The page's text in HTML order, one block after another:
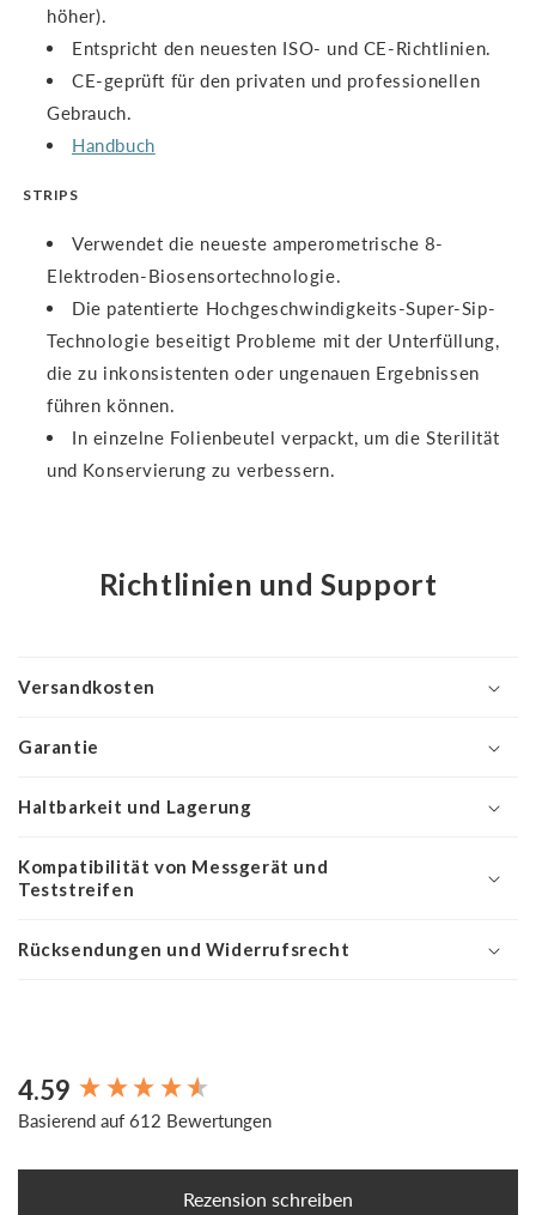
höher).
Entspricht den neuesten ISO- und CE-Richtlinien.
CE-geprüft für den privaten und professionellen
Gebrauch.
Handbuch
STRIPS
Verwendet die neueste amperometrische 8-
Elektroden-Biosensortechnologie.
Die patentierte Hochgeschwindigkeits-Super-Sip-
Technologie beseitigt Probleme mit der Unterfüllung,
die zu inkonsistenten oder ungenauen Ergebnissen
führen können.
In einzelne Folienbeutel verpackt, um die Sterilität
und Konservierung zu verbessern.
Richtlinien und Support
Versandkosten
Garantie
Haltbarkeit und Lagerung
Kompatibilität von Messgerät und
Teststreifen
Rücksendungen und Widerrufsrecht
4.59
Basierend auf 612 Bewertungen
Rezension schreiben
New content loaded